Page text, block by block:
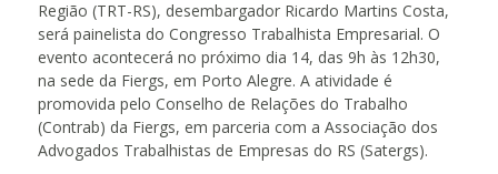
Região (TRT-RS), desembargador Ricardo Martins Costa,
será painelista do Congresso Trabalhista Empresarial. O
evento acontecerá no próximo dia 14, das 9h às 12h30,
na sede da Fiergs, em Porto Alegre. A atividade é
promovida pelo Conselho de Relações do Trabalho
(Contrab) da Fiergs, em parceria com a Associação dos
Advogados Trabalhistas de Empresas do RS (Satergs).